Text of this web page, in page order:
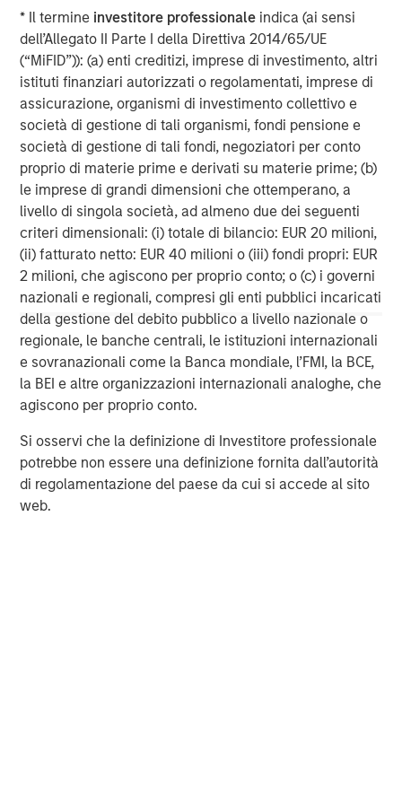
* Il termine investitore professionale indica (ai sensi
dell’Allegato II Parte I della Direttiva 2014/65/UE
(“MiFID”)): (a) enti creditizi, imprese di investimento, altri
istituti finanziari autorizzati o regolamentati, imprese di
assicurazione, organismi di investimento collettivo e
società di gestione di tali organismi, fondi pensione e
società di gestione di tali fondi, negoziatori per conto
proprio di materie prime e derivati su materie prime; (b)
le imprese di grandi dimensioni che ottemperano, a
livello di singola società, ad almeno due dei seguenti
criteri dimensionali: (i) totale di bilancio: EUR 20 milioni,
(ii) fatturato netto: EUR 40 milioni o (iii) fondi propri: EUR
2 milioni, che agiscono per proprio conto; o (c) i governi
nazionali e regionali, compresi gli enti pubblici incaricati
della gestione del debito pubblico a livello nazionale o
regionale, le banche centrali, le istituzioni internazionali
e sovranazionali come la Banca mondiale, l’FMI, la BCE,
la BEI e altre organizzazioni internazionali analoghe, che
agiscono per proprio conto.
Si osservi che la definizione di Investitore professionale
potrebbe non essere una definizione fornita dall’autorità
di regolamentazione del paese da cui si accede al sito
web.
reviewed and highest rated IT service desk solution. We
are redefining employee service experiences by
empowering organizations to maximize the potential from
their most important asset – their people. Samanage’s
cloud-based employee service management platform is
smart, easy to use, and inspires companies ranging from
startups to global market leaders to simplify complex
tasks and automate services across their entire
organization. With more than 2,000 customers around
the world in a variety of vertical markets, our software
can be tailored to meet specific service needs. To learn
more about Samanage, please visit
www.samanage.com
or call 1-888-250-8971.
Morgan Stanley Expansion Capital
Morgan Stanley Expansion Capital specializes in equity
and credit investments in late-stage private companies
that operate in the technology, healthcare, consumer,
digital media and other high-growth sectors.
MSIM Spokesperson